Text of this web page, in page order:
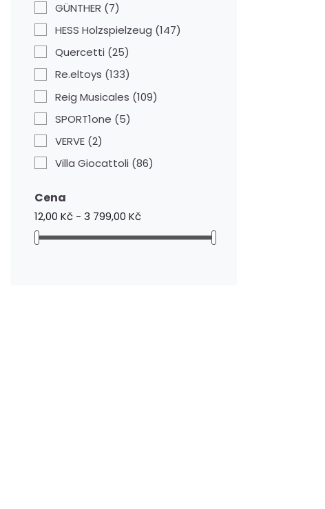
GÜNTHER (7)
HESS Holzspielzeug (147)
Quercetti (25)
Re.eltoys (133)
Reig Musicales (109)
SPORT1one (5)
VERVE (2)
Villa Giocattoli (86)
Cena
12,00 Kč - 3 799,00 Kč